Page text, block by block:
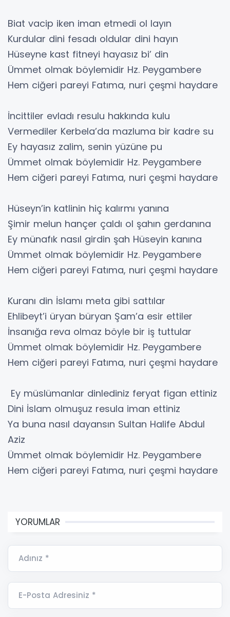
Biat vacip iken iman etmedi ol layın
Kurdular dini fesadı oldular dini hayın
Hüseyne kast fitneyi hayasız bi’ din
Ümmet olmak böylemidir Hz. Peygambere
Hem ciğeri pareyi Fatıma, nuri çeşmi haydare
İncittiler evladı resulu hakkında kulu
Vermediler Kerbela’da mazluma bir kadre su
Ey hayasız zalim, senin yüzüne pu
Ümmet olmak böylemidir Hz. Peygambere
Hem ciğeri pareyi Fatıma, nuri çeşmi haydare
Hüseyn’in katlinin hiç kalırmı yanına
Şimir melun hançer çaldı ol şahın gerdanına
Ey münafık nasıl girdin şah Hüseyin kanına
Ümmet olmak böylemidir Hz. Peygambere
Hem ciğeri pareyi Fatıma, nuri çeşmi haydare
Kuranı din İslamı meta gibi sattılar
Ehlibeyt’i üryan büryan Şam’a esir ettiler
İnsanığa reva olmaz böyle bir iş tuttular
Ümmet olmak böylemidir Hz. Peygambere
Hem ciğeri pareyi Fatıma, nuri çeşmi haydare
Ey müslümanlar dinlediniz feryat figan ettiniz
Dini İslam olmuşuz resula iman ettiniz
Ya buna nasıl dayansın Sultan Halife Abdul
Aziz
Ümmet olmak böylemidir Hz. Peygambere
Hem ciğeri pareyi Fatıma, nuri çeşmi haydare
YORUMLAR
Adınız *
E-Posta Adresiniz *